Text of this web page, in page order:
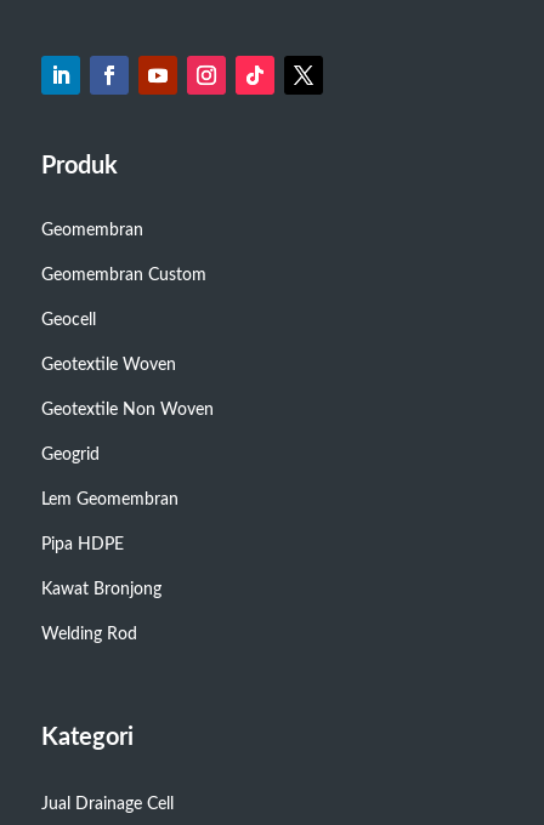
Produk
Geomembran
Geomembran Custom
Geocell
Geotextile Woven
Geotextile Non Woven
Geogrid
Lem Geomembran
Pipa HDPE
Kawat Bronjong
Welding Rod
Kategori
Jual Drainage Cell